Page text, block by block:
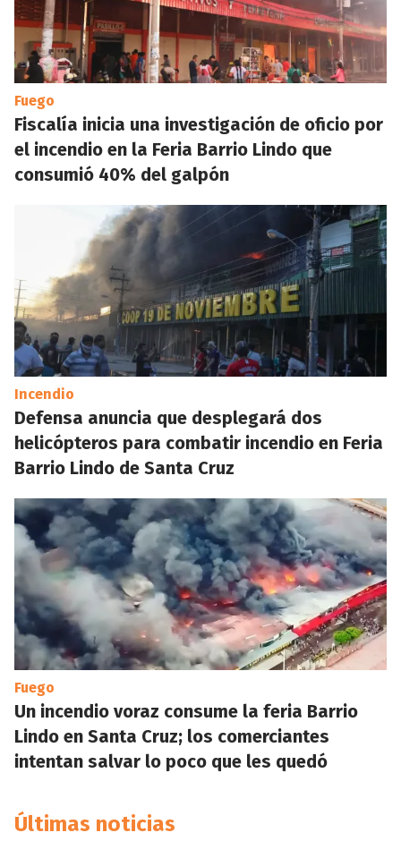
Fuego
Fiscalía inicia una investigación de oficio por
el incendio en la Feria Barrio Lindo que
consumió 40% del galpón
Incendio
Defensa anuncia que desplegará dos
helicópteros para combatir incendio en Feria
Barrio Lindo de Santa Cruz
Fuego
Un incendio voraz consume la feria Barrio
Lindo en Santa Cruz; los comerciantes
intentan salvar lo poco que les quedó
Últimas noticias